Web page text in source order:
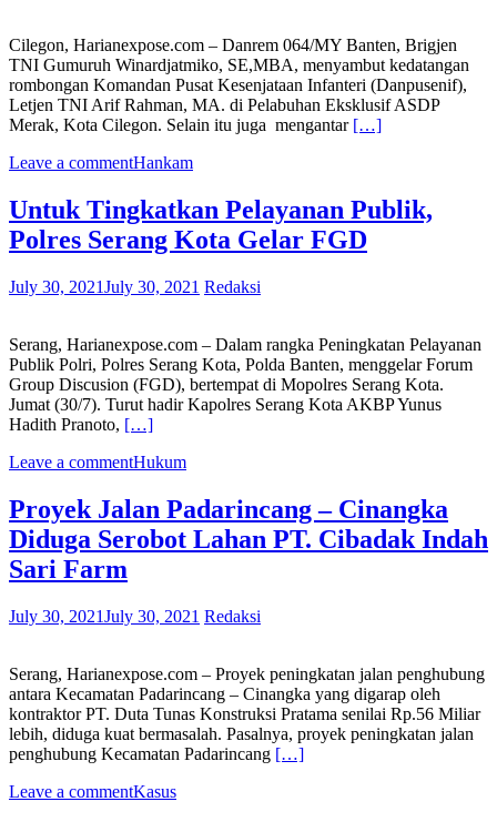
Cilegon, Harianexpose.com – Danrem 064/MY Banten, Brigjen
TNI Gumuruh Winardjatmiko, SE,MBA, menyambut kedatangan
rombongan Komandan Pusat Kesenjataan Infanteri (Danpusenif),
Letjen TNI Arif Rahman, MA. di Pelabuhan Eksklusif ASDP
Merak, Kota Cilegon. Selain itu juga mengantar […]
Leave a commentHankam
Untuk Tingkatkan Pelayanan Publik,
Polres Serang Kota Gelar FGD
July 30, 2021July 30, 2021 Redaksi
Serang, Harianexpose.com – Dalam rangka Peningkatan Pelayanan
Publik Polri, Polres Serang Kota, Polda Banten, menggelar Forum
Group Discusion (FGD), bertempat di Mopolres Serang Kota.
Jumat (30/7). Turut hadir Kapolres Serang Kota AKBP Yunus
Hadith Pranoto, […]
Leave a commentHukum
Proyek Jalan Padarincang – Cinangka
Diduga Serobot Lahan PT. Cibadak Indah
Sari Farm
July 30, 2021July 30, 2021 Redaksi
Serang, Harianexpose.com – Proyek peningkatan jalan penghubung
antara Kecamatan Padarincang – Cinangka yang digarap oleh
kontraktor PT. Duta Tunas Konstruksi Pratama senilai Rp.56 Miliar
lebih, diduga kuat bermasalah. Pasalnya, proyek peningkatan jalan
penghubung Kecamatan Padarincang […]
Leave a commentKasus